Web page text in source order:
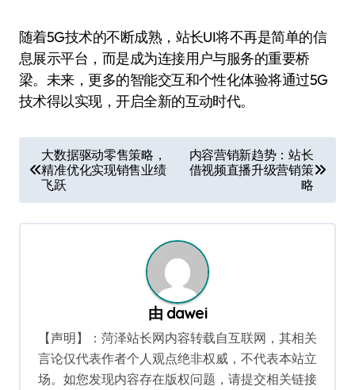
随着5G技术的不断成熟，站长UI将不再是简单的信
息展示平台，而是成为连接用户与服务的重要桥
梁。未来，更多的智能交互和个性化体验将通过5G
技术得以实现，开启全新的互动时代。
章
导
航
大数据驱动零售策略，
精准优化实现销售业绩
飞跃
内容营销新趋势：站长
借视频直播升级营销策
略
由 dawei
【声明】：菏泽站长网内容转载自互联网，其相关
言论仅代表作者个人观点绝非权威，不代表本站立
场。如您发现内容存在版权问题，请提交相关链接